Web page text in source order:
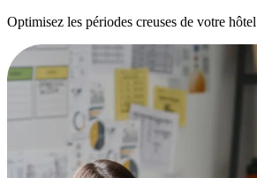
Optimisez les périodes creuses de votre